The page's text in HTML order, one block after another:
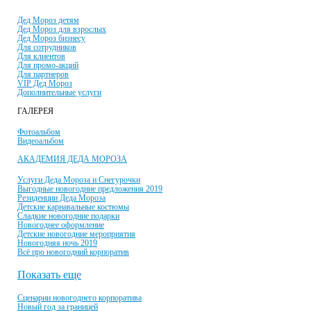
Дед Мороз детям
Дед Мороз для взрослых
Дед Мороз бизнесу
Для сотрудников
Для клиентов
Для промо-акций
Для партнеров
VIP Дед Мороз
Дополнительные услуги
ГАЛЕРЕЯ
Фотоальбом
Видеоальбом
АКАДЕМИЯ ДЕДА МОРОЗА
Услуги Деда Мороза и Снегурочки
Выгодные новогодние предложения 2019
Резиденции Деда Мороза
Детские карнавальные костюмы
Сладкие новогодние подарки
Новогоднее оформление
Детские новогодние мероприятия
Новогодняя ночь 2019
Всё про новогодний корпоратив
Показать еще
Сценарии новогоднего корпоратива
Новый год за границей